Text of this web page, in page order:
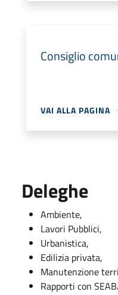
Consiglio
VAI ALLA PAGINA
Deleghe
Ambiente,
Lavori Pubblici,
Urbanistica,
Edilizia privata,
Manutenzione
Rapporti con